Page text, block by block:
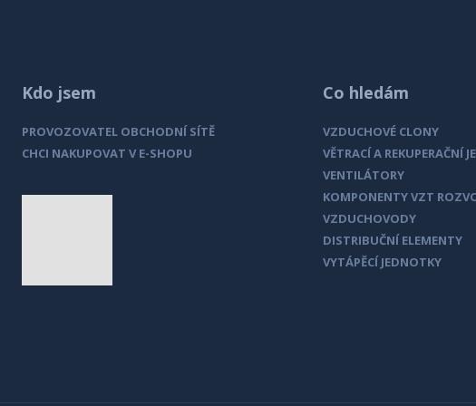
OS30150 oblouk
oblouk
oblouk
Kdo jsem
PROVOZOVATEL OBCHODNÍ SÍTĚ
CHCI NAKUPOVAT V E-SHOPU
Co hledám
VZDUCHOVÉ CLONY
VĚTRACÍ A REKUPERAČNÍ
VENTILÁTORY
KOMPONENTY VZT
VZDUCHOVODY
DISTRIBUČNÍ ELEMENTY
VYTÁPĚCÍ JEDNOTKY